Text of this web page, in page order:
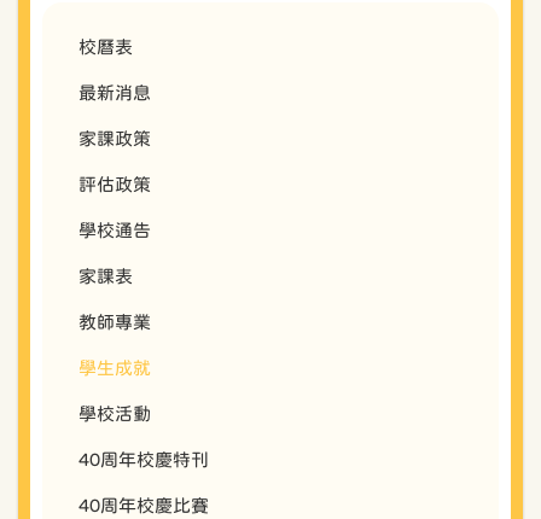
校曆表
最新消息
家課政策
評估政策
學校通告
家課表
教師專業
學生成就
學校活動
40周年校慶特刊
40周年校慶比賽